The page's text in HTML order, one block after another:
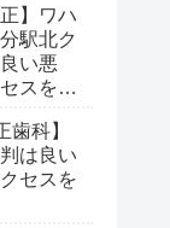
】ワハ
駅北ク
い悪
スを徹
歯科】
は良い
セスを